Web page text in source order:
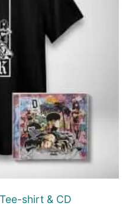
shirt & CD